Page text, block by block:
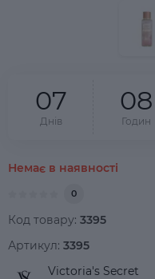
07
Днів
08
Годин
Немає в наявності
0
Код товару: 3395
Артикул: 3395
Victoria's Secret